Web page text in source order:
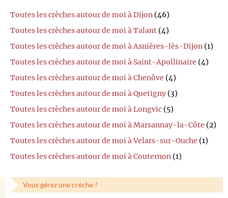
Toutes les crèches autour de moi à Dijon (46)
Toutes les crèches autour de moi à Talant (4)
Toutes les crèches autour de moi à Asnières-lès-Dijon (1)
Toutes les crèches autour de moi à Saint-Apollinaire (4)
Toutes les crèches autour de moi à Chenôve (4)
Toutes les crèches autour de moi à Quetigny (3)
Toutes les crèches autour de moi à Longvic (5)
Toutes les crèches autour de moi à Marsannay-la-Côte (2)
Toutes les crèches autour de moi à Velars-sur-Ouche (1)
Toutes les crèches autour de moi à Couternon (1)
Vous gérez une crèche ?